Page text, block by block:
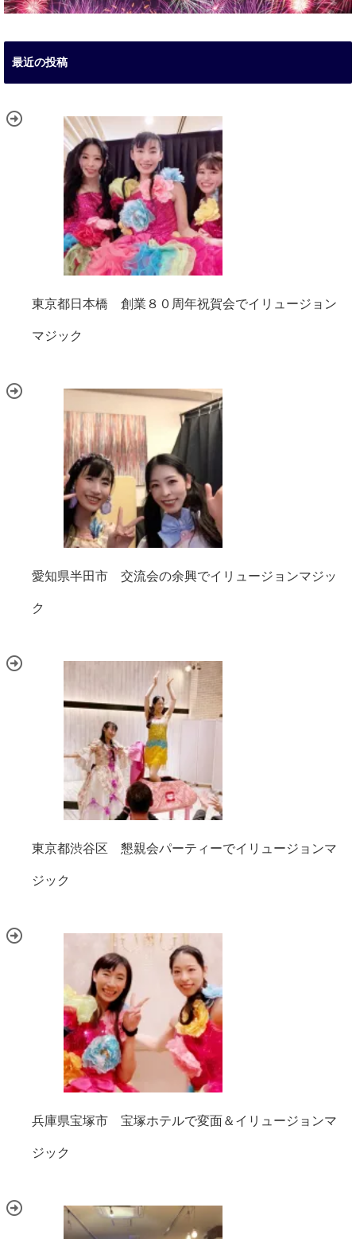
最近の投稿
東京都日本橋 創業８０周年祝賀会でイリュージョン
マジック
愛知県半田市 交流会の余興でイリュージョンマジッ
ク
東京都渋谷区 懇親会パーティーでイリュージョンマ
ジック
兵庫県宝塚市 宝塚ホテルで変面＆イリュージョンマ
ジック